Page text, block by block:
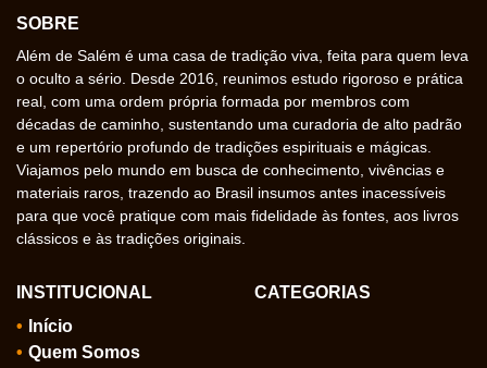
SOBRE
Além de Salém é uma casa de tradição viva, feita para quem leva
o oculto a sério. Desde 2016, reunimos estudo rigoroso e prática
real, com uma ordem própria formada por membros com
décadas de caminho, sustentando uma curadoria de alto padrão
e um repertório profundo de tradições espirituais e mágicas.
Viajamos pelo mundo em busca de conhecimento, vivências e
materiais raros, trazendo ao Brasil insumos antes inacessíveis
para que você pratique com mais fidelidade às fontes, aos livros
clássicos e às tradições originais.
INSTITUCIONAL
Início
Quem Somos
CATEGORIAS